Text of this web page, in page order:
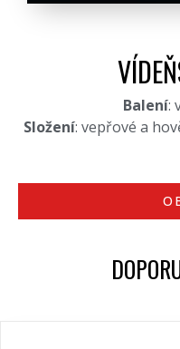
Balení:
Složení: vepřové a